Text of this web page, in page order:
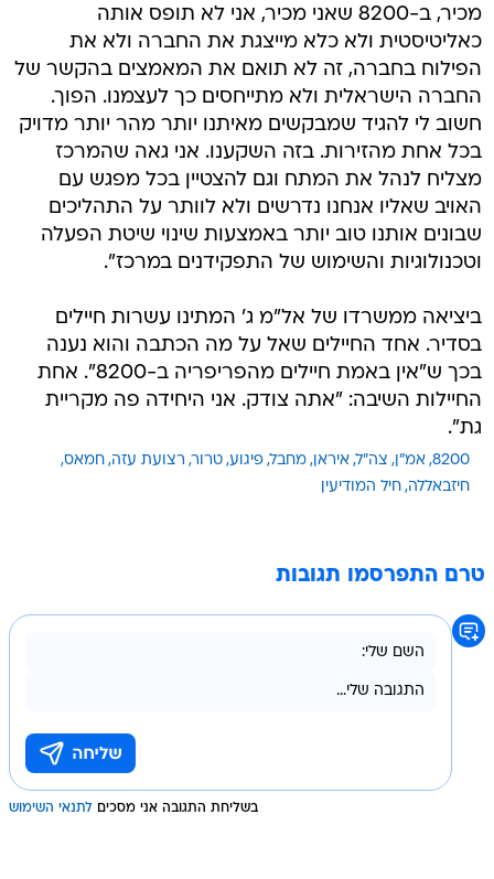
מכיר, ב-8200 שאני מכיר, אני לא תופס אותה
כאליטיסטית ולא כלא מייצגת את החברה ולא את
הפילוח בחברה, זה לא תואם את המאמצים בהקשר של
החברה הישראלית ולא מתייחסים כך לעצמנו. הפוך.
חשוב לי להגיד שמבקשים מאיתנו יותר מהר יותר מדויק
בכל אחת מהזירות. בזה השקענו. אני גאה שהמרכז
מצליח לנהל את המתח וגם להצטיין בכל מפגש עם
האויב שאליו אנחנו נדרשים ולא לוותר על התהליכים
שבונים אותנו טוב יותר באמצעות שינוי שיטת הפעלה
וטכנולוגיות והשימוש של התפקידנים במרכז".
ביציאה ממשרדו של אל"מ ג' המתינו עשרות חיילים
בסדיר. אחד החיילים שאל על מה הכתבה והוא נענה
בכך ש"אין באמת חיילים מהפריפריה ב-8200". אחת
החיילות השיבה: "אתה צודק. אני היחידה פה מקריית
גת".
8200 אמ"ן צה"ל איראן מחבל פיגוע טרור רצועת עזה חמאס
חיזבאללה חיל המודיעין
טרם התפרסמו תגובות
בשליחת התגובה אני מסכים לתנאי השימוש